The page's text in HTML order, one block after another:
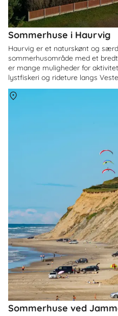
Sommerhuse i Haurvig
Haurvig er et naturskønt og
sommerhusområde med et
er mange muligheder for
lystfiskeri og rideture langs
Sommerhuse ved